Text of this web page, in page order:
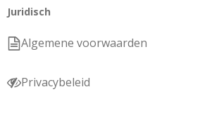
Juridisch
Algemene voorwaarden
Privacybeleid